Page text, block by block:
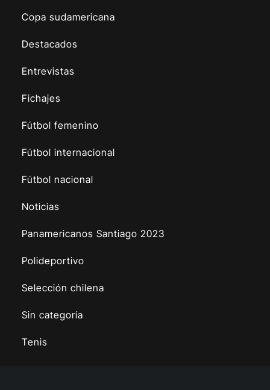
Copa sudamericana
Destacados
Entrevistas
Fichajes
Fútbol femenino
Fútbol internacional
Fútbol nacional
Noticias
Panamericanos Santiago 2023
Polideportivo
Selección chilena
Sin categoría
Tenis